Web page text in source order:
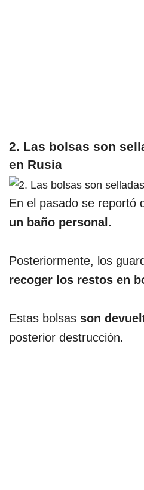
2. Las bolsas son
en Rusia
En el pasado se reportó
un baño personal.
Posteriormente, los
recoger los restos en
Estas bolsas son
posterior destrucción.